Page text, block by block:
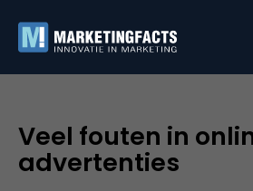
Veel fouten in
advertenties